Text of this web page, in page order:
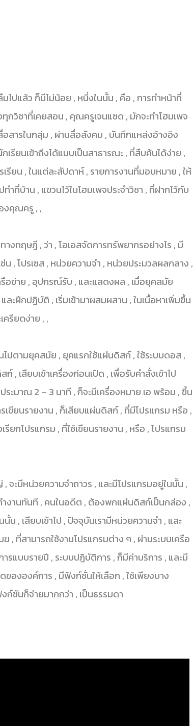
ไปแล้ว ก็มีไม่น้อย , หนึ่งในนั้น , คือ , การทำหน้าที่
ทุกวิชาที่เคยสอน , คุณครูเจนแซด , มักจะทำโฮมเพจ
อสารในกลุ่ม , ผ่านสื่อสังคม , บันทึกแหล่งอ้างอิง
เรียนเข้าถึงได้แบบเป็นสาธารณะ , ที่สืบค้นได้ง่าย ,
รียน , ในแต่ละสัปดาห์ , รายการงานที่มอบหมาย , ให้
ำที่บ้าน , แขวนไว้ในโฮมเพจประจำวิชา , ที่ฝากไว้กับ
งคุณครู , ,
างทฤษฎี , ว่า , โอเอสจัดการทรัพยากรอย่างไร , มี
, โปรเซส , หน่วยความจำ , หน่วยประมวลผลกลาง ,
อข่าย , อุปกรณ์รับ , และแสดงผล , เมื่อยุคสมัย
ละฝึกปฏิบัติ , เริ่มเข้ามาผสมผสาน , ในเนื้อหาเพิ่มขึ้น
ครียดง่าย , ,
ไปตามยุคสมัย , ยุคแรกใช้แผ่นดิสก์ , ใช้ระบบดอส ,
, เสียบเข้าเครื่องก่อนเปิด , เพื่อรับคำสั่งเข้าไป
ะมาณ 2 – 3 นาที , ก็จะมีเครื่องหมาย เอ พร้อม , ขึ้น
เขียนรายงาน , ก็เสียบแผ่นดิสก์ , ที่มีโปรแกรม หรือ ,
รียกโปรแกรม , ที่ใช้เขียนรายงาน , หรือ , โปรแกรม
ะมีหน่วยความจำถาวร , และมีโปรแกรมอยู่ในนั้น ,
ทำงานทันที , คนในอดีต , ต้องพกแผ่นดิสก์เป็นกล่อง ,
น , เสียบเข้าไป , ปัจจุบันเรามีหน่วยความจำ , และ
, ที่สามารถใช้งานโปรแกรมต่าง ๆ , ผ่านระบบเครือ
รแบบรายปี , ระบบปฏิบัติการ , ก็มีค่าบริการ , และมี
ขององค์การ , มีฟังก์ชั่นให้เลือก , ใช้เพียงบาง
ชันก็จ่ายมากกว่า , เป็นธรรมดา